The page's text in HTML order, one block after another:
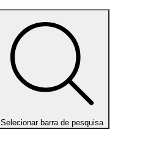
Selecionar barra de pesquisa